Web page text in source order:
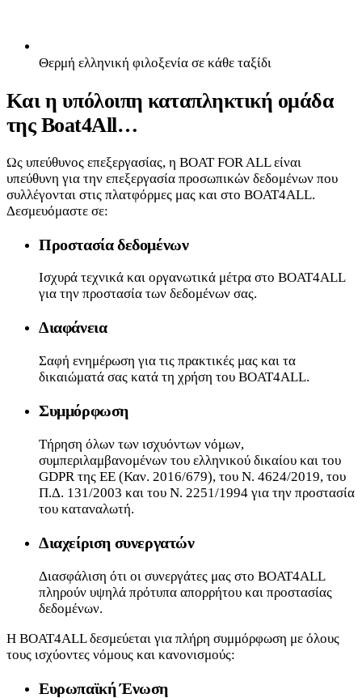
Θερμή ελληνική φιλοξενία σε κάθε ταξίδι
Και η υπόλοιπη καταπληκτική ομάδα
της Boat4All…
Ως υπεύθυνος επεξεργασίας, η BOAT FOR ALL είναι
υπεύθυνη για την επεξεργασία προσωπικών δεδομένων που
συλλέγονται στις πλατφόρμες μας και στο BOAT4ALL.
Δεσμευόμαστε σε:
Προστασία δεδομένων
Ισχυρά τεχνικά και οργανωτικά μέτρα στο BOAT4ALL
για την προστασία των δεδομένων σας.
Διαφάνεια
Σαφή ενημέρωση για τις πρακτικές μας και τα
δικαιώματά σας κατά τη χρήση του BOAT4ALL.
Συμμόρφωση
Τήρηση όλων των ισχυόντων νόμων,
συμπεριλαμβανομένων του ελληνικού δικαίου και του
GDPR της ΕΕ (Καν. 2016/679), του Ν. 4624/2019, του
Π.Δ. 131/2003 και του Ν. 2251/1994 για την προστασία
του καταναλωτή.
Διαχείριση συνεργατών
Διασφάλιση ότι οι συνεργάτες μας στο BOAT4ALL
πληρούν υψηλά πρότυπα απορρήτου και προστασίας
δεδομένων.
Η BOAT4ALL δεσμεύεται για πλήρη συμμόρφωση με όλους
τους ισχύοντες νόμους και κανονισμούς:
Ευρωπαϊκή Ένωση